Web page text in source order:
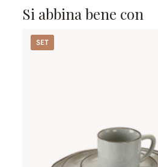
Si abbina bene con
Set